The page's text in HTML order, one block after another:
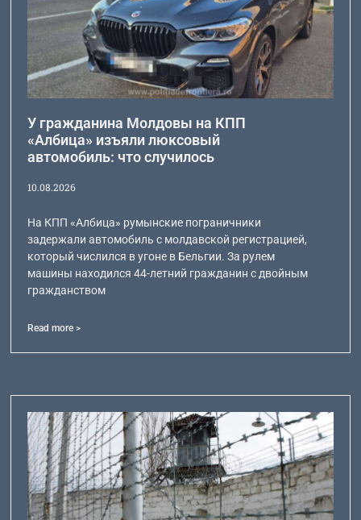
У гражданина Молдовы на КПП
«Албица» изъяли люксовый
автомобиль: что случилось
10.08.2026
На КПП «Албица» румынские пограничники
задержали автомобиль с молдавской регистрацией,
который числился в угоне в Бельгии. За рулем
машины находился 44-летний гражданин с двойным
гражданством
Read more >